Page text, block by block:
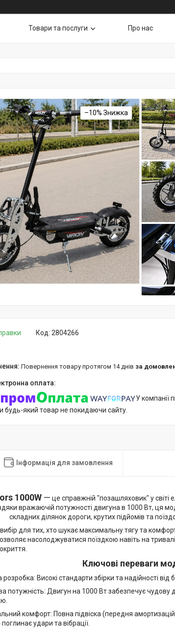
Товари та послуги Про нас
–10%
Код: 2804266
повернення товару протягом 14 днів за
У компанії
будь-який товар не покидаючи сайту.
Інформація для замовлення
1000W — це справжній "позашляховик" у світі
вражаючій потужності двигуна в 1000 Вт, ця
складних ділянок дороги, крутих підйомів та
для тих, хто шукає максимальну тягу та
насолоджуватися поїздкою навіть на
Ключові переваги
розробка: Високі стандарти збірки та надійності
потужність: Двигун на 1000 Вт забезпечує чудову
комфорт: Повна підвіска (передня
удари та вібрації.